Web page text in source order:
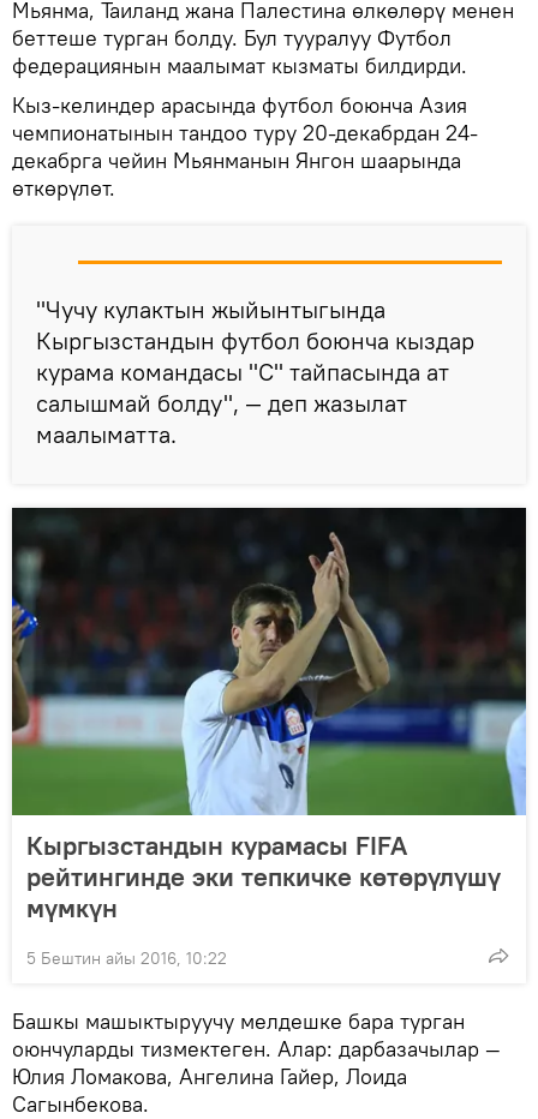
Мьянма, Таиланд жана Палестина өлкөлөрү менен
беттеше турган болду. Бул тууралуу Футбол
федерациянын маалымат кызматы билдирди.
Кыз-келиндер арасында футбол боюнча Азия
чемпионатынын тандоо туру 20-декабрдан 24-
декабрга чейин Мьянманын Янгон шаарында
өткөрүлөт.
"Чучу кулактын жыйынтыгында
Кыргызстандын футбол боюнча кыздар
курама командасы "С" тайпасында ат
салышмай болду", — деп жазылат
маалыматта.
Кыргызстандын курамасы FIFA
рейтингинде эки тепкичке көтөрүлүшү
мүмкүн
5 Бештин айы 2016, 10:22
Башкы машыктыруучу мелдешке бара турган
оюнчуларды тизмектеген. Алар: дарбазачылар —
Юлия Ломакова, Ангелина Гайер, Лоида
Сагынбекова.